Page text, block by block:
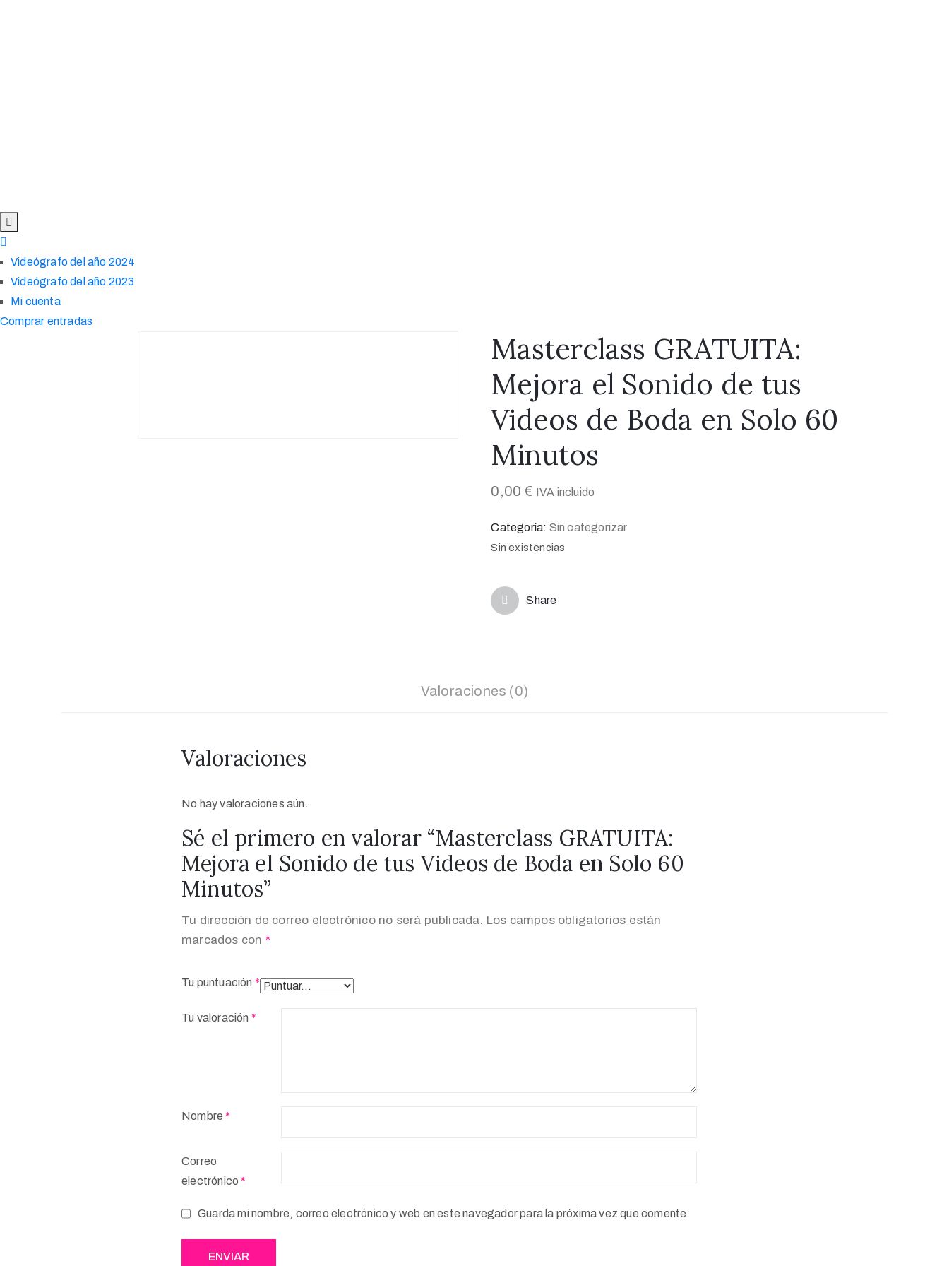
Videógrafo del año 2024
Videógrafo del año 2023
Mi cuenta
Comprar entradas
Masterclass GRATUITA:
Mejora el Sonido de tus
Videos de Boda en Solo 60
Minutos​
0,00 € IVA incluido
Categoría: Sin categorizar
Sin existencias
Share
Valoraciones (0)
Valoraciones
No hay valoraciones aún.
Sé el primero en valorar “Masterclass GRATUITA:
Mejora el Sonido de tus Videos de Boda en Solo 60
Minutos​”
Tu dirección de correo electrónico no será publicada. Los campos obligatorios están
marcados con *
Tu puntuación *
Tu valoración *
Nombre*
Correo
electrónico*
Guarda mi nombre, correo electrónico y web en este navegador para la próxima vez que comente.